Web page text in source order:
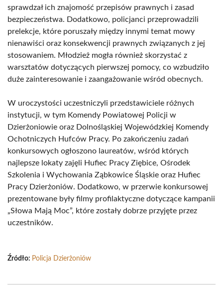
sprawdzał ich znajomość przepisów prawnych i zasad
bezpieczeństwa. Dodatkowo, policjanci przeprowadzili
prelekcje, które poruszały między innymi temat mowy
nienawiści oraz konsekwencji prawnych związanych z jej
stosowaniem. Młodzież mogła również skorzystać z
warsztatów dotyczących pierwszej pomocy, co wzbudziło
duże zainteresowanie i zaangażowanie wśród obecnych.
W uroczystości uczestniczyli przedstawiciele różnych
instytucji, w tym Komendy Powiatowej Policji w
Dzierżoniowie oraz Dolnośląskiej Wojewódzkiej Komendy
Ochotniczych Hufców Pracy. Po zakończeniu zadań
konkursowych ogłoszono laureatów, wśród których
najlepsze lokaty zajęli Hufiec Pracy Ziębice, Ośrodek
Szkolenia i Wychowania Ząbkowice Śląskie oraz Hufiec
Pracy Dzierżoniów. Dodatkowo, w przerwie konkursowej
prezentowane były filmy profilaktyczne dotyczące kampanii
„Słowa Mają Moc”, które zostały dobrze przyjęte przez
uczestników.
Źródło: Policja Dzierżoniów